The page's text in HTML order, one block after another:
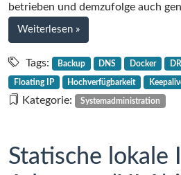
DRBD,
Teil
1
betrieben und demzufolge auch
Weiterlesen bei
Dockerized
Pi-
Hole
hochverfügbar
und
DRBD,
»
Tags: Backup DNS Docker
Floating IP Hochverfügbarkeit
Kategorie: Systemadministration
Statische lokale